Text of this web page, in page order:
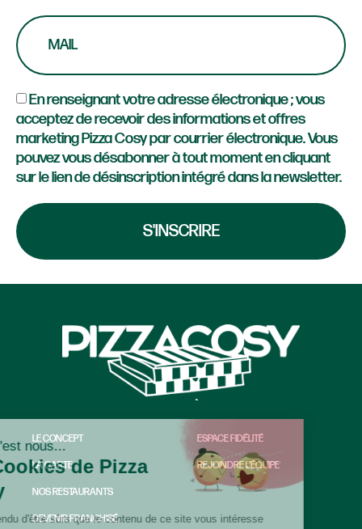
En renseignant votre adresse électronique ; vous
acceptez de recevoir des informations et offres
marketing Pizza Cosy par courrier électronique. Vous
pouvez vous désabonner à tout moment en cliquant
sur le lien de désinscription intégré dans la newsletter.
S'INSCRIRE
LE CONCEPT
LA CARTE
NOS RESTAURANTS
DEVENIR FRANCHISÉ
ESPACE FIDÉLITÉ
REJOINDRE L’ÉQUIPE